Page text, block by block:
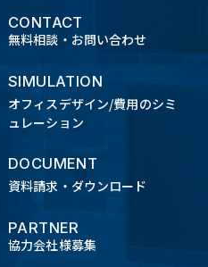
CONTACT
無料相談・お問い合わせ
SIMULATION
オフィスデザイン/費用のシミ
ュレーション
DOCUMENT
資料請求・ダウンロード
PARTNER
協力会社様募集